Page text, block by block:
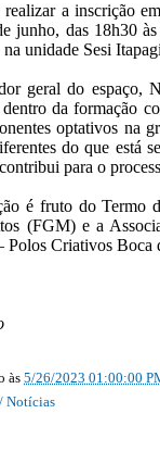
a inscrição
junho, das 18h30
unidade Sesi
geral do espaço,
da formação
optativos na
do que está
para o
é fruto do Termo
(FGM) e a
Polos Criativos Boca
às 5/26/2023 01:00:00
Notícias